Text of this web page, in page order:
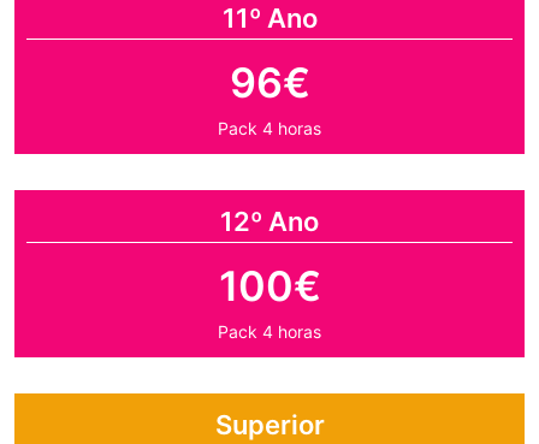
11º Ano
96€
Pack 4 horas
12º Ano
100€
Pack 4 horas
Superior